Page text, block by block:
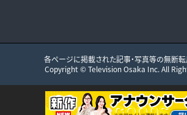
各ページに掲載された記事・写真等の無断転
Copyright ©Television Osaka Inc. All